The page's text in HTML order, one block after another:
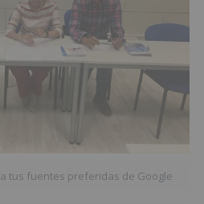
a tus fuentes preferidas de Google